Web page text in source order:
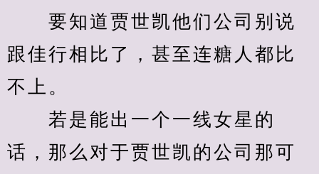
要知道贾世凯他们公司别说
跟佳行相比了，甚至连糖人都比
不上。
若是能出一个一线女星的
话，那么对于贾世凯的公司那可